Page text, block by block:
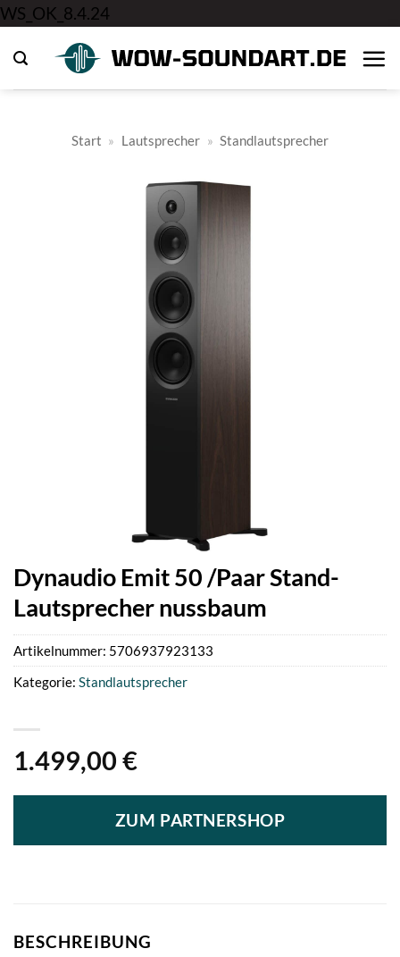
WS_OK_8.4.24
springen
Start » Lautsprecher » Standlautsprecher
Dynaudio Emit 50 /Paar Stand-
Lautsprecher nussbaum
1.499,00 €
ZUM PARTNERSHOP
Artikelnummer: 5706937923133
Kategorie: Standlautsprecher
BESCHREIBUNG